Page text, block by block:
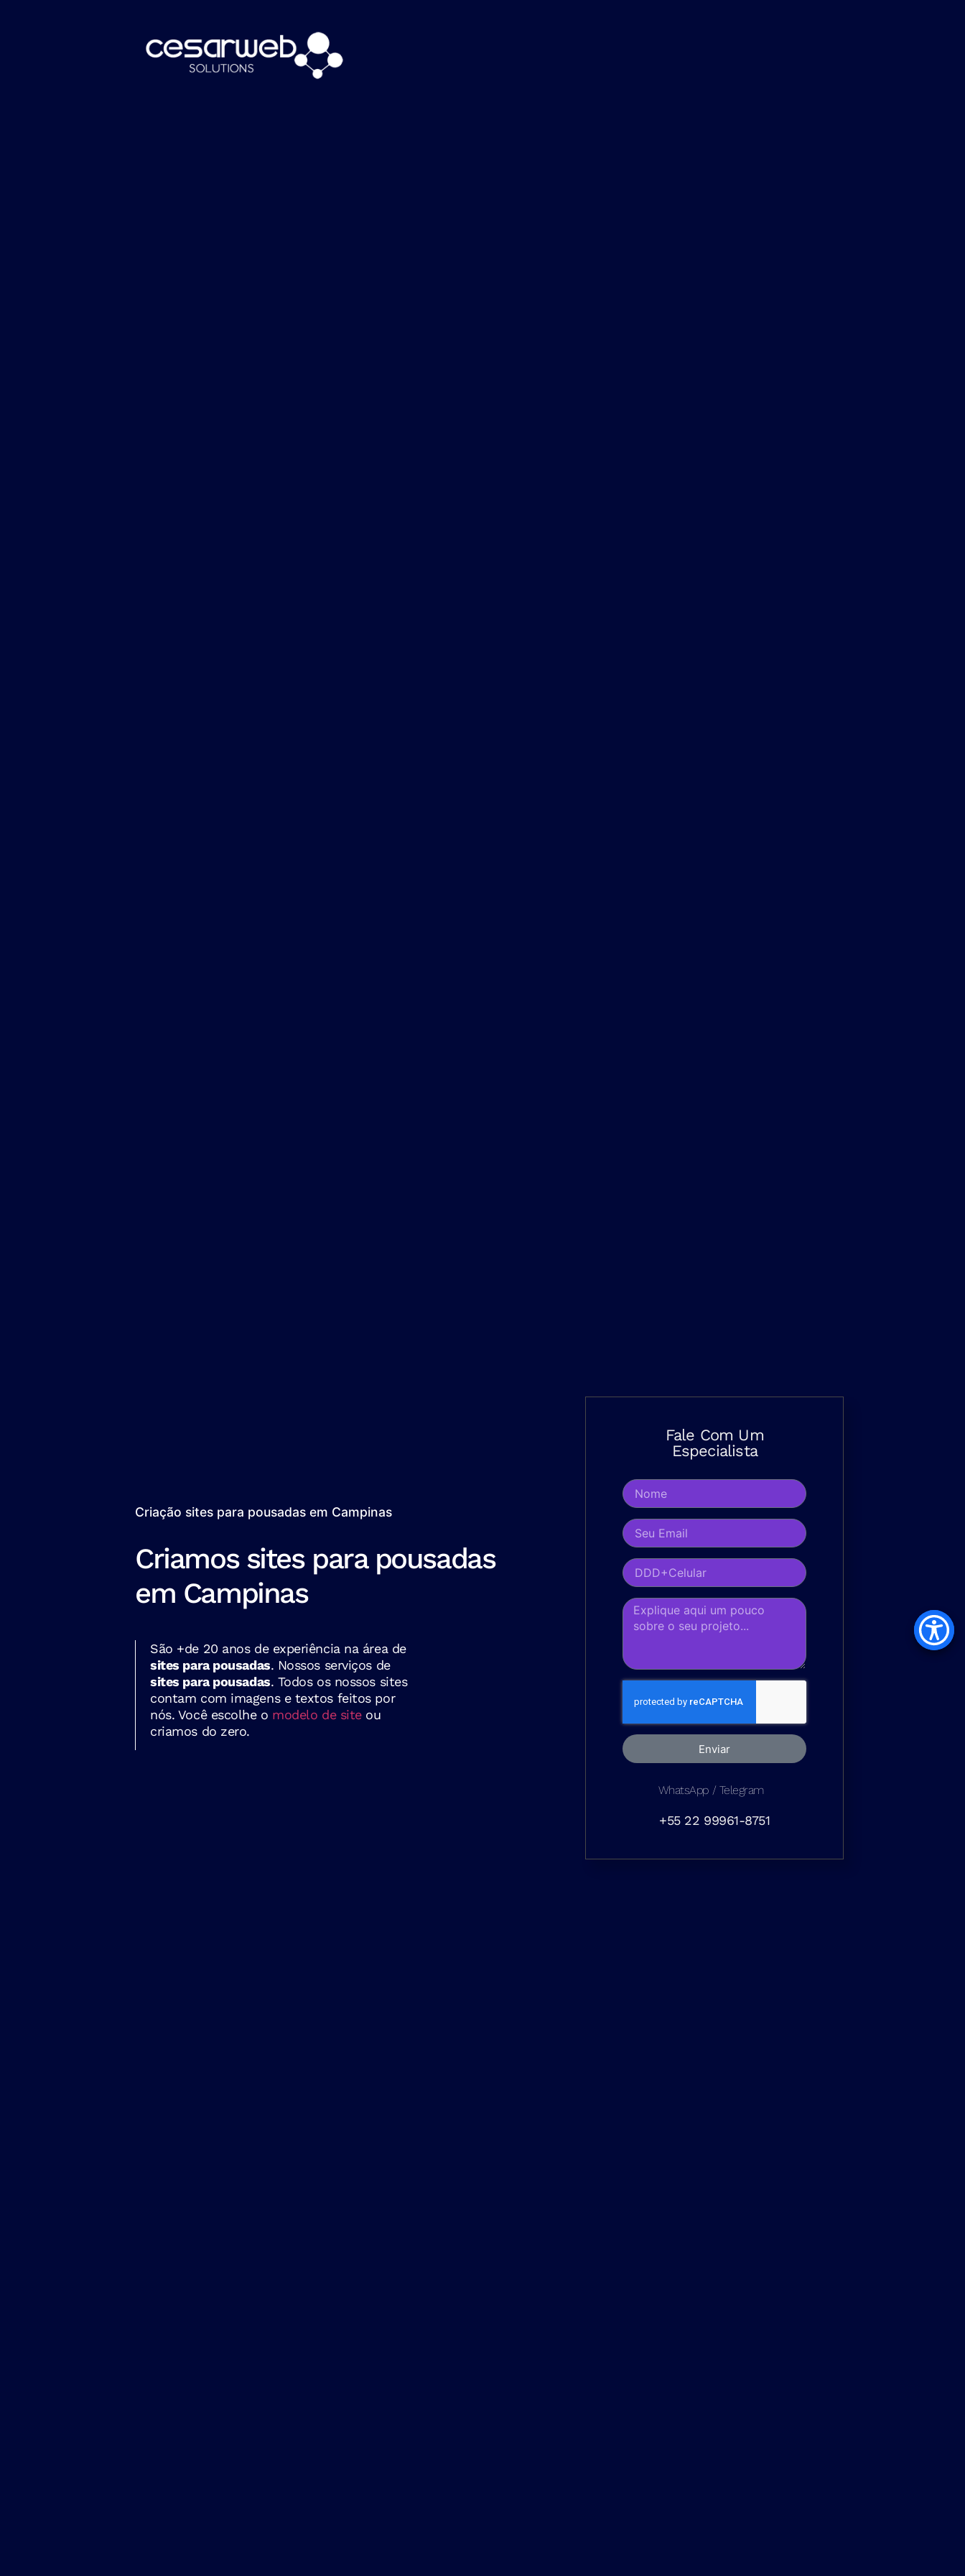
Criação sites para pousadas em Campinas
Criamos sites para pousadas
em Campinas
São +de 20 anos de experiência na área de
sites para pousadas. Nossos serviços de
sites para pousadas. Todos os nossos sites
contam com imagens e textos feitos por
nós. Você escolhe o modelo de siteou
criamos do zero.
Fale Com Um
Especialista
Enviar
WhatsApp / Telegram
+55 22 99961-8751